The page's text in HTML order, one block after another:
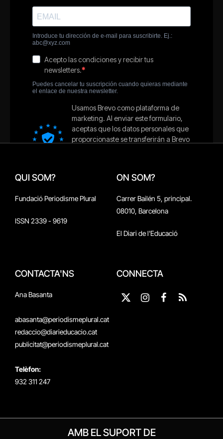
QUI SOM?
Fundació Periodisme Plural
ISSN 2339 - 9619
ON SOM?
Carrer Bailén 5, principal.
08010, Barcelona
El Diari de l'Educació
CONTACTA'NS
Ana Basanta
abasanta@periodismeplural.cat
redaccio@diarieducacio.cat
publicitat@periodismeplural.cat
Telèfon:
932 311 247
CONNECTA
X
Instagram
Facebook
RSS
AMB EL SUPORT DE